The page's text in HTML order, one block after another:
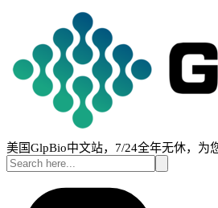
美国GlpBio中文站，7/24全年无休，为